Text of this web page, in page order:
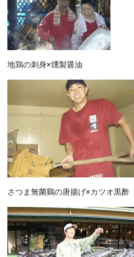
地鶏の刺身×燻製醤油
さつま無菌鷄の唐揚げ×カツオ黒酢